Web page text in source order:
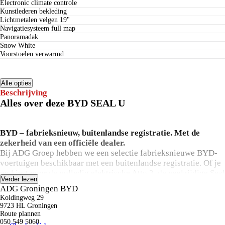
electronic climate controle
kunstlederen bekleding
lichtmetalen velgen 19"
navigatiesysteem full map
panoramadak
Snow White
voorstoelen verwarmd
Alle opties
Beschrijving
Alles over deze BYD SEAL U
BYD – fabrieksnieuw, buitenlandse registratie. Met de
zekerheid van een officiële dealer.
Bij ADG Groep hebben we een selectie fabrieksnieuwe BYD-
voertuigen beschikbaar met een buitenlandse registratie. Of je
nu kiest voor de volledig elektrische Atto 3, de veelzijdige Seal
U DM-i of één van de andere modellen uit het BYD-gamma,
het zijn stuk voor stuk gloednieuwe auto's, direct leverbaar
tegen een bijzonder scherpe prijs.
Een buitenlandse registratie betekent dat de auto eerder in het
Verder lezen
ADG Groningen BYD
Koldingweg 29
9723 HL Groningen
Route plannen
050 549 5060